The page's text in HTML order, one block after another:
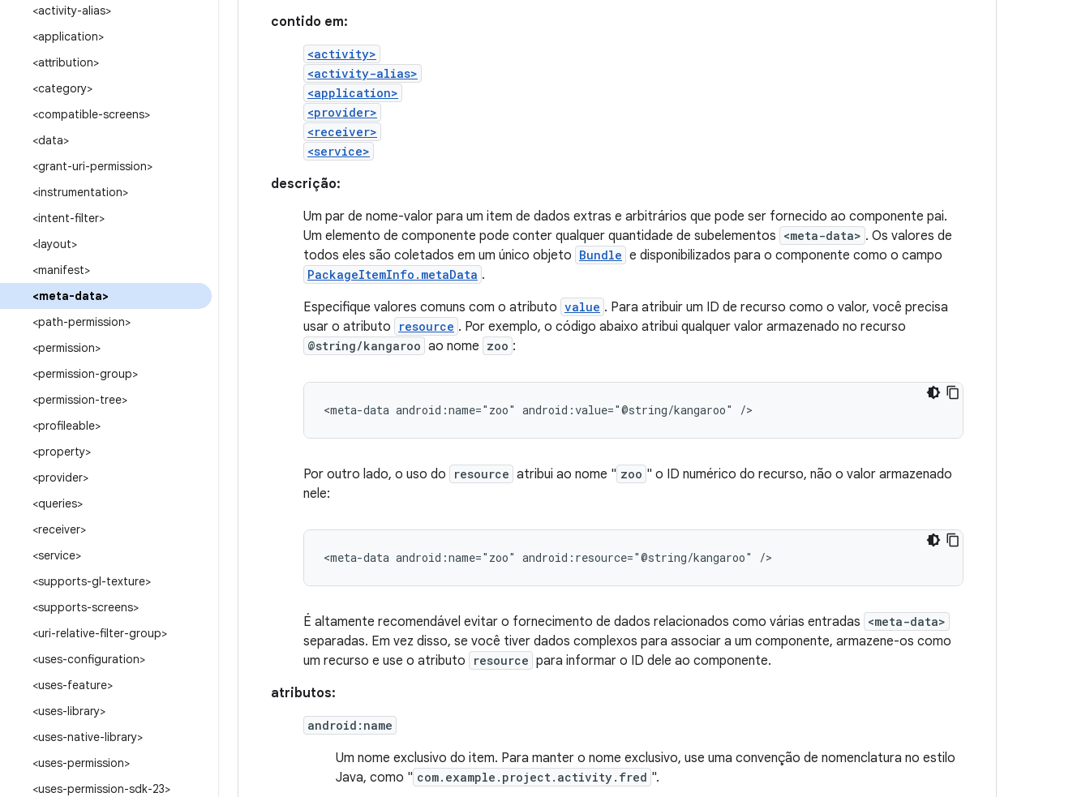
<activity-alias>
<application>
<attribution>
<category>
<compatible-screens>
<data>
<grant-uri-permission>
<instrumentation>
<intent-filter>
<layout>
<manifest>
<meta-data>
<path-permission>
<permission>
<permission-group>
<permission-tree>
<profileable>
<property>
<provider>
<queries>
<receiver>
<service>
<supports-gl-texture>
<supports-screens>
<uri-relative-filter-group>
<uses-configuration>
<uses-feature>
<uses-library>
<uses-native-library>
<uses-permission>
<uses-permission-sdk-23>
contido em:
<activity>
<activity-alias>
<application>
<provider>
<receiver>
<service>
descrição:
Um par de nome-valor para um item de dados extras e arbitrários que pode ser fornecido ao componente pai.
Um elemento de componente pode conter qualquer quantidade de subelementos <meta-data> . Os valores de
todos eles são coletados em um único objeto Bundle e disponibilizados para o componente como o campo
PackageItemInfo.metaData .
Especifique valores comuns com o atributo value . Para atribuir um ID de recurso como o valor, você precisa
usar o atributo
resource . Por exemplo, o código abaixo atribui qualquer valor armazenado no recurso
@string/kangaroo ao nome zoo :
<meta-data android:name="zoo" android:value="@string/kangaroo" />
Por outro lado, o uso do resource atribui ao nome " zoo " o ID numérico do recurso, não o valor armazenado
nele:
<meta-data android:name="zoo" android:resource="@string/kangaroo" />
É altamente recomendável evitar o fornecimento de dados relacionados como várias entradas <meta-data>
separadas. Em vez disso, se você tiver dados complexos para associar a um componente, armazene-os como
um recurso e use o atributo
resource para informar o ID dele ao componente.
atributos:
android:name
Um nome exclusivo do item. Para manter o nome exclusivo, use uma convenção de nomenclatura no estilo
Java, como " com.example.project.activity.fred ".